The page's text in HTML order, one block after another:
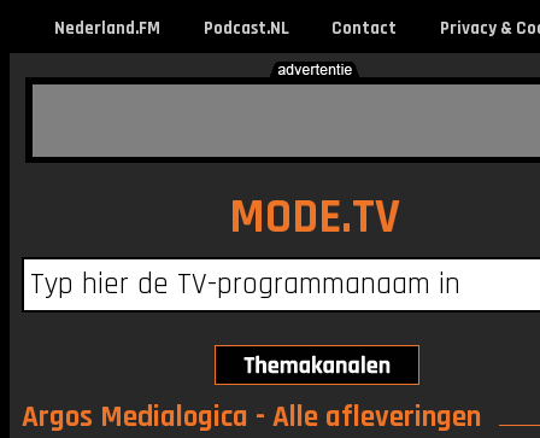
Nederland.FM Podcast.NL Contact Privacy &
MODE.TV
Argos Medialogica - Alle afleveringen